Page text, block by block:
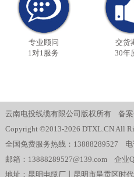
专业顾问
1对1服务
交货
30年
云南电投线缆有限公司版权所有 备
Copyright ©2013-2026 DTXL.CN All
全国免费服务热线：13888289527 电
邮箱：13888289527@139.com 企业
地址：昆明电缆厂丨昆明市呈贡区时